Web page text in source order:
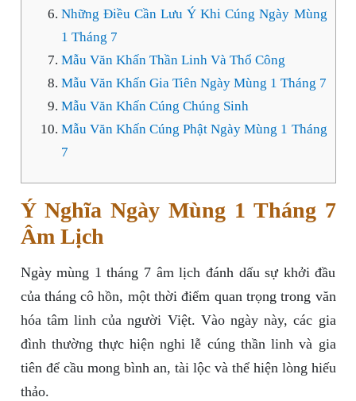
Những Điều Cần Lưu Ý Khi Cúng Ngày Mùng
1 Tháng 7
Mẫu Văn Khấn Thần Linh Và Thổ Công
Mẫu Văn Khấn Gia Tiên Ngày Mùng 1 Tháng 7
Mẫu Văn Khấn Cúng Chúng Sinh
Mẫu Văn Khấn Cúng Phật Ngày Mùng 1 Tháng
7
Ý Nghĩa Ngày Mùng 1 Tháng 7
Âm Lịch
Ngày mùng 1 tháng 7 âm lịch đánh dấu sự khởi đầu
của tháng cô hồn, một thời điểm quan trọng trong văn
hóa tâm linh của người Việt. Vào ngày này, các gia
đình thường thực hiện nghi lễ cúng thần linh và gia
tiên để cầu mong bình an, tài lộc và thể hiện lòng hiếu
thảo.